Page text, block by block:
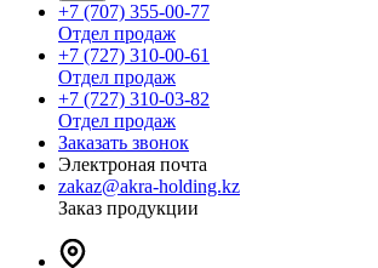
+7 (707) 355-00-77
Отдел продаж
+7 (727) 310-00-61
Отдел продаж
+7 (727) 310-03-82
Отдел продаж
Заказать звонок
Электроная почта
zakaz@akra-holding.kz
Заказ продукции